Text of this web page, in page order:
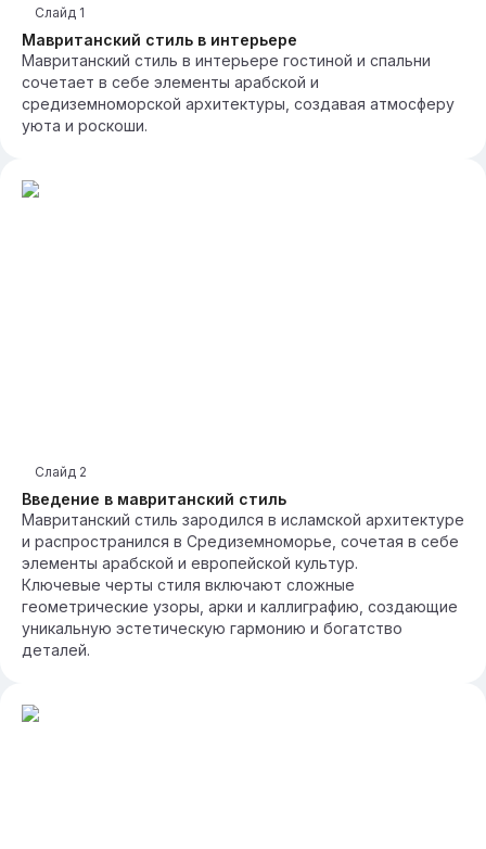
Мавританский стиль в интерьере
Слайд 1
Мавританский стиль в интерьере гостиной и спальни
сочетает в себе элементы арабской и
средиземноморской архитектуры, создавая атмосферу
уюта и роскоши.
Введение в мавританский стиль
Слайд 2
Мавританский стиль зародился в исламской архитектуре
и распространился в Средиземноморье, сочетая в себе
элементы арабской и европейской культур.
Ключевые черты стиля включают сложные
геометрические узоры, арки и каллиграфию, создающие
уникальную эстетическую гармонию и богатство
деталей.